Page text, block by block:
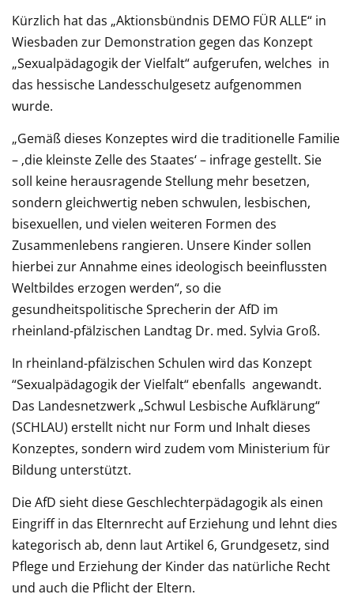
Kürzlich hat das „Aktionsbündnis DEMO FÜR ALLE“ in
Wiesbaden zur Demonstration gegen das Konzept
„Sexualpädagogik der Vielfalt“ aufgerufen, welches in
das hessische Landesschulgesetz aufgenommen
wurde.
„Gemäß dieses Konzeptes wird die traditionelle Familie
– ‚die kleinste Zelle des Staates‘ – infrage gestellt. Sie
soll keine herausragende Stellung mehr besetzen,
sondern gleichwertig neben schwulen, lesbischen,
bisexuellen, und vielen weiteren Formen des
Zusammenlebens rangieren. Unsere Kinder sollen
hierbei zur Annahme eines ideologisch beeinflussten
Weltbildes erzogen werden“, so die
gesundheitspolitische Sprecherin der AfD im
rheinland-pfälzischen Landtag Dr. med. Sylvia Groß.
In rheinland-pfälzischen Schulen wird das Konzept
“Sexualpädagogik der Vielfalt“ ebenfalls angewandt.
Das Landesnetzwerk „Schwul Lesbische Aufklärung“
(SCHLAU) erstellt nicht nur Form und Inhalt dieses
Konzeptes, sondern wird zudem vom Ministerium für
Bildung unterstützt.
Die AfD sieht diese Geschlechterpädagogik als einen
Eingriff in das Elternrecht auf Erziehung und lehnt dies
kategorisch ab, denn laut Artikel 6, Grundgesetz, sind
Pflege und Erziehung der Kinder das natürliche Recht
und auch die Pflicht der Eltern.